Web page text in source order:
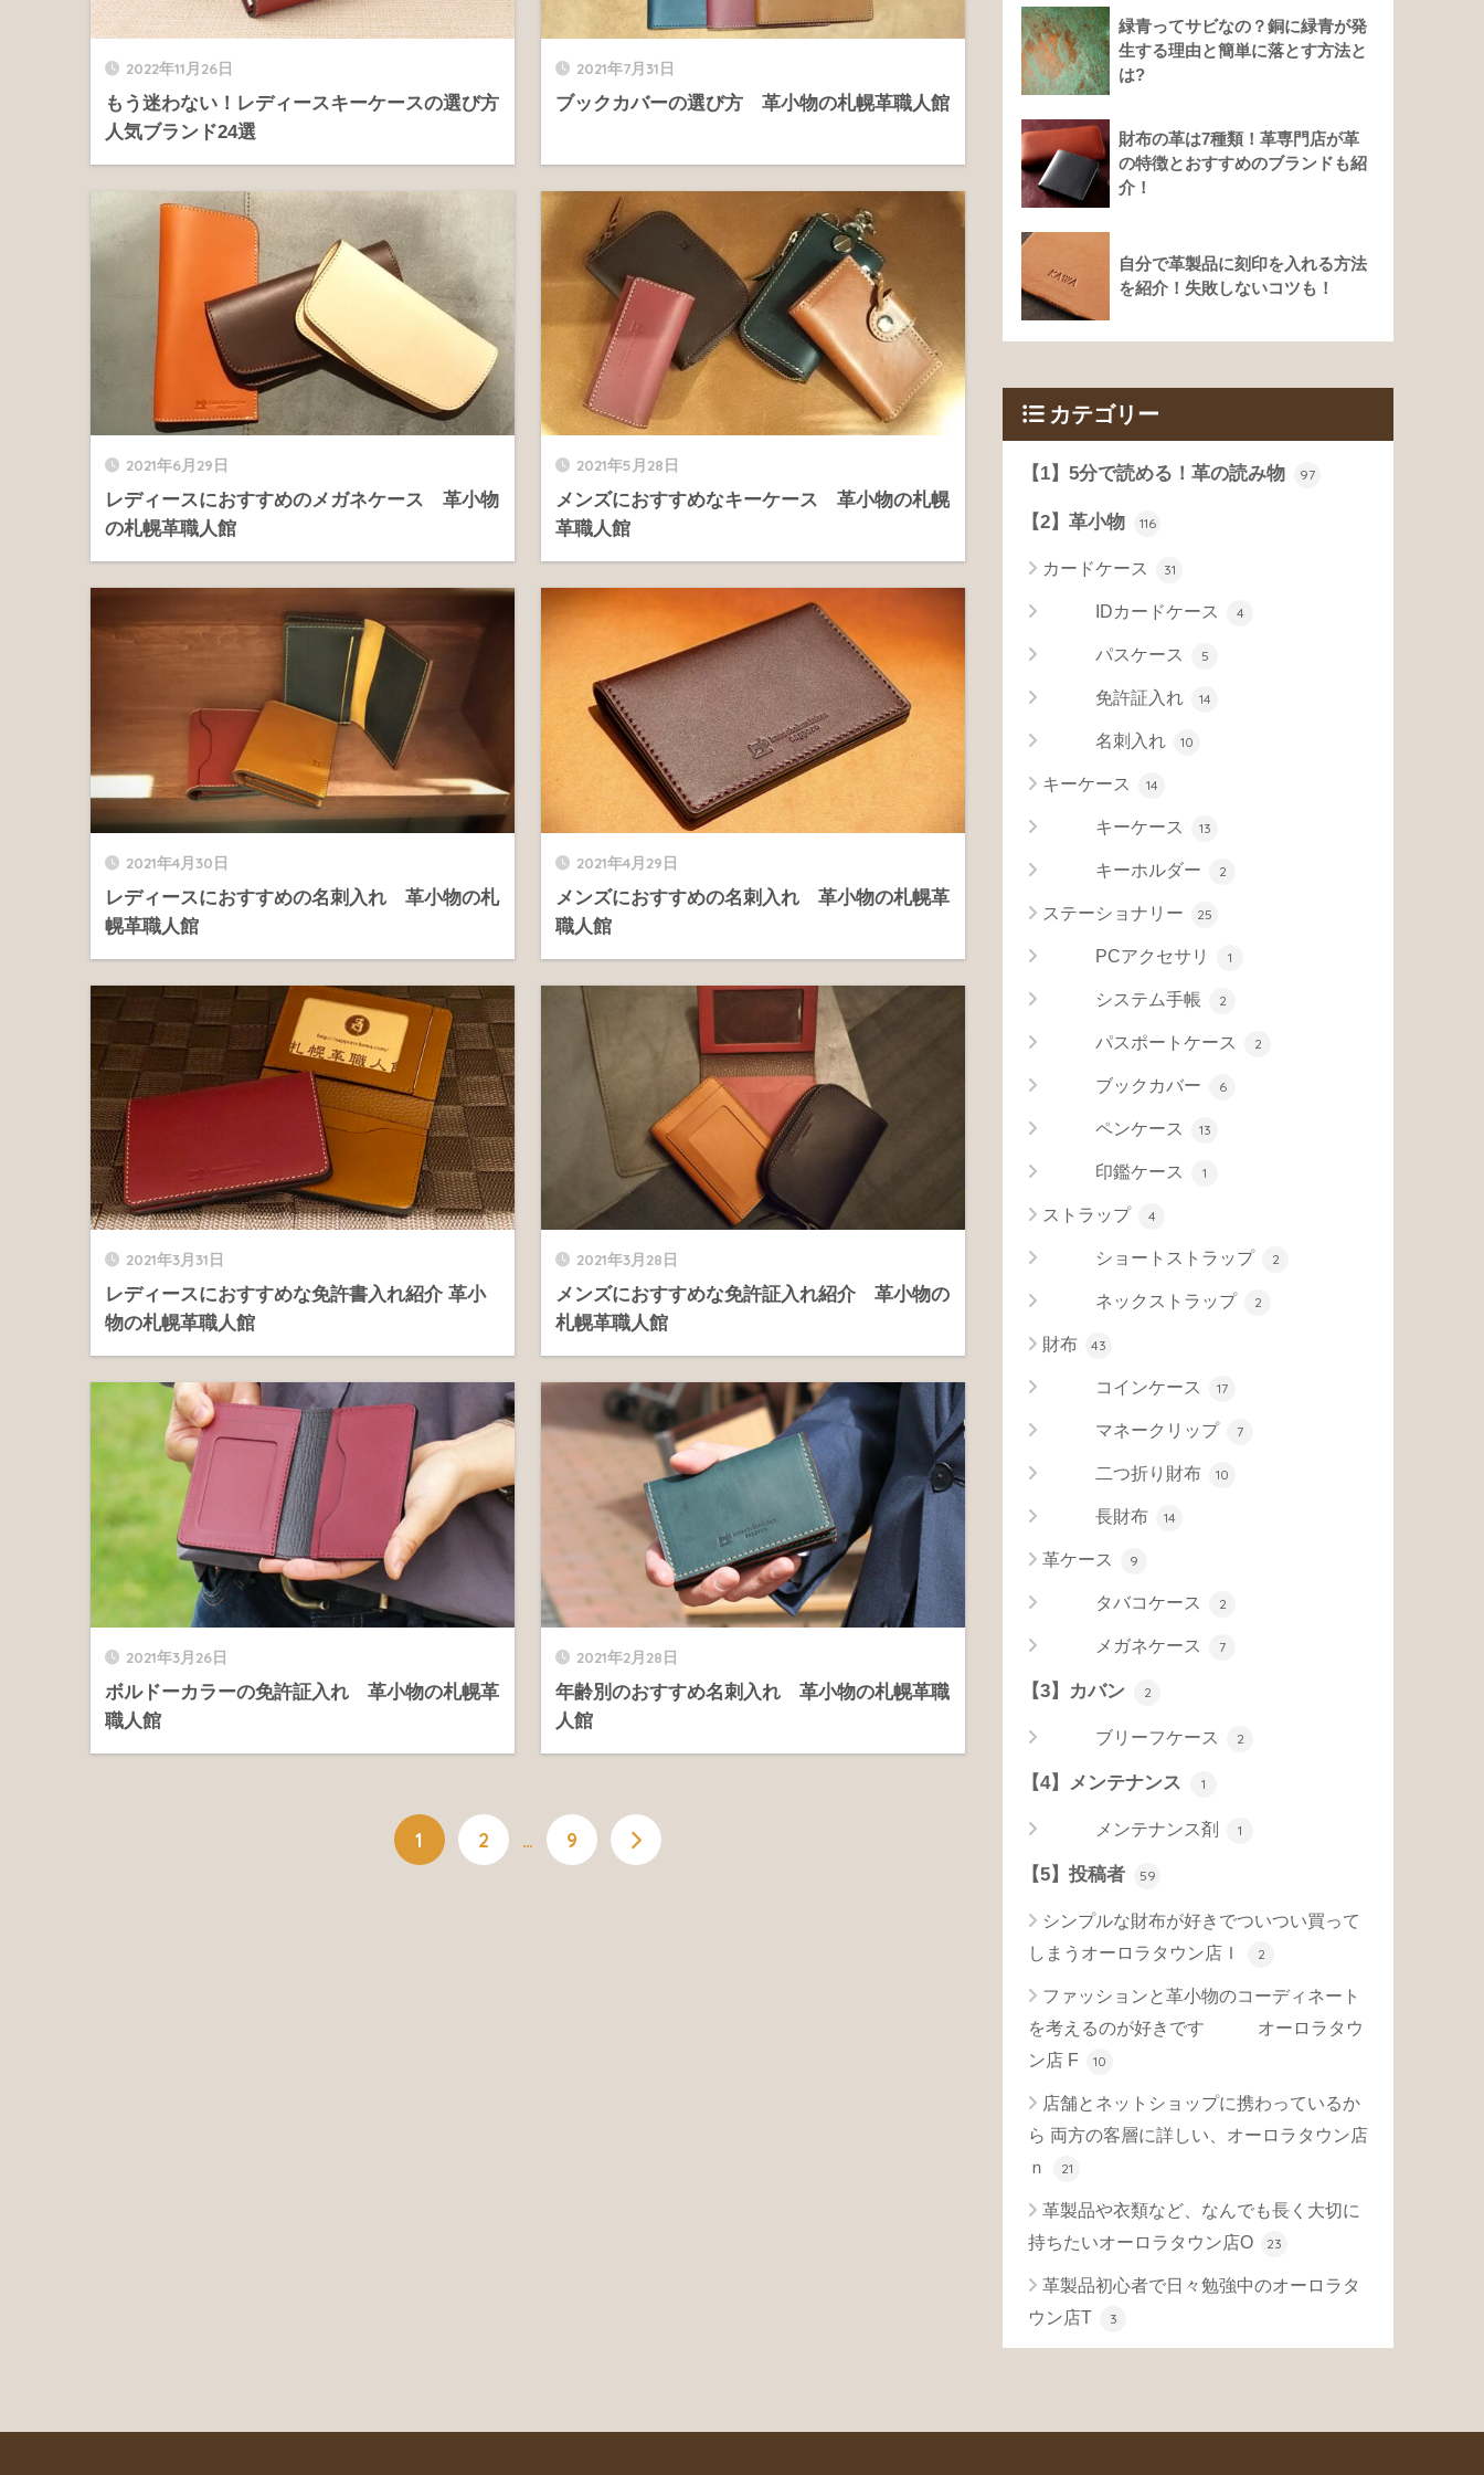
2022年11月26日
もう迷わない！レディースキーケースの選び方
人気ブランド24選
2021年7月31日
ブックカバーの選び方 革小物の札幌革職人館
2021年6月29日
レディースにおすすめのメガネケース 革小物
の札幌革職人館
2021年5月28日
メンズにおすすめなキーケース 革小物の札幌
革職人館
2021年4月30日
レディースにおすすめの名刺入れ 革小物の札
幌革職人館
2021年4月29日
メンズにおすすめの名刺入れ 革小物の札幌革
職人館
2021年3月31日
レディースにおすすめな免許書入れ紹介 革小
物の札幌革職人館
2021年3月28日
メンズにおすすめな免許証入れ紹介 革小物の
札幌革職人館
2021年3月26日
ボルドーカラーの免許証入れ 革小物の札幌革
職人館
2021年2月28日
年齢別のおすすめ名刺入れ 革小物の札幌革職
人館
1 2 … 9
緑青ってサビなの？銅に緑青が発
生する理由と簡単に落とす方法と
は?
財布の革は7種類！革専門店が革
の特徴とおすすめのブランドも紹
介！
自分で革製品に刻印を入れる方法
を紹介！失敗しないコツも！
カテゴリー
【1】5分で読める！革の読み物 97
【2】革小物 116
カードケース 31
IDカードケース 4
パスケース 5
免許証入れ 14
名刺入れ 10
キーケース 14
キーケース 13
キーホルダー 2
ステーショナリー 25
PCアクセサリ 1
システム手帳 2
パスポートケース 2
ブックカバー 6
ペンケース 13
印鑑ケース 1
ストラップ 4
ショートストラップ 2
ネックストラップ 2
財布 43
コインケース 17
マネークリップ 7
二つ折り財布 10
長財布 14
革ケース 9
タバコケース 2
メガネケース 7
【3】カバン 2
ブリーフケース 2
【4】メンテナンス 1
メンテナンス剤 1
【5】投稿者 59
シンプルな財布が好きでついつい買って
しまうオーロラタウン店Ｉ
2
ファッションと革小物のコーディネート
を考えるのが好きです オーロラタウ
ン店 F
10
店舗とネットショップに携わっているか
ら 両方の客層に詳しい、オーロラタウン店
ｎ
21
革製品や衣類など、なんでも長く大切に
持ちたいオーロラタウン店O
23
革製品初心者で日々勉強中のオーロラタ
ウン店T
3